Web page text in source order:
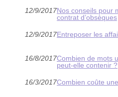
12/9/2017Nos conseils pour
contrat d’obsèques
12/9/2017Entreposer les
16/8/2017Combien de mots
peut-elle contenir ?
16/3/2017Combien coûte